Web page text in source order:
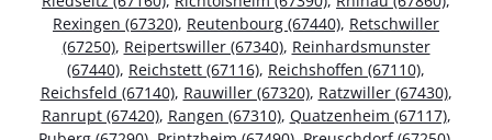
Rexingen (67320), Reutenbourg (67440), Retschwiller
(67250), Reipertswiller (67340), Reinhardsmunster
(67440), Reichstett (67116), Reichshoffen (67110),
Reichsfeld (67140), Rauwiller (67320), Ratzwiller (67430),
Ranrupt (67420), Rangen (67310), Quatzenheim (67117),